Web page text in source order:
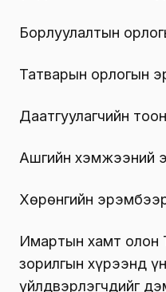
Борлуулалтын
Татварын орлогын
Даатгуулагчийн
Ашгийн хэмжээний
Хөрөнгийн
Имартын хамт олон
зорилгын хүрээнд
үйлдвэрлэгчдийг